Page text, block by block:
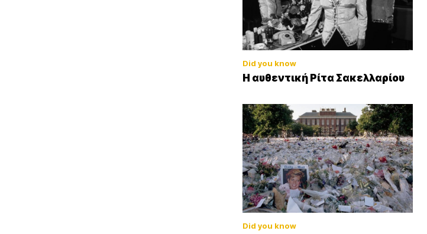
Did you know
Η αυθεντική Ρίτα Σακελλαρίου
Did you know